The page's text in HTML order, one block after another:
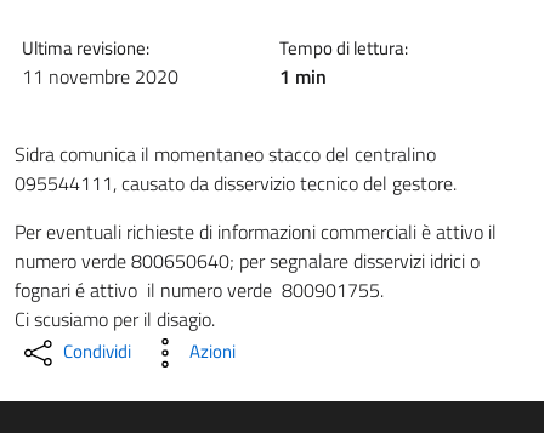
Ultima revisione:
11 novembre 2020
Tempo di lettura:
1 min
Sidra comunica il momentaneo stacco del centralino
095544111, causato da disservizio tecnico del gestore.
Per eventuali richieste di informazioni commerciali è attivo il
numero verde 800650640; per segnalare disservizi idrici o
fognari é attivo il numero verde 800901755.
Ci scusiamo per il disagio.
Condividi Azioni